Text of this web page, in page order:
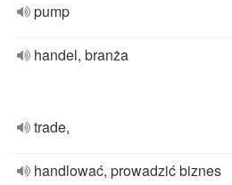
pump
handel, branża
trade,
handlować, prowadzić biznes